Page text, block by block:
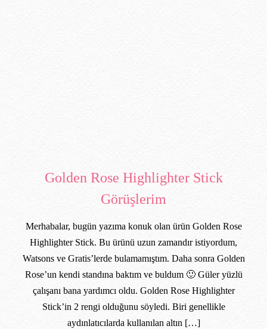
Golden Rose Highlighter Stick
Görüşlerim
Merhabalar, bugün yazıma konuk olan ürün Golden Rose
Highlighter Stick. Bu ürünü uzun zamandır istiyordum,
Watsons ve Gratis’lerde bulamamıştım. Daha sonra Golden
Rose’un kendi standına baktım ve buldum 🙂 Güler yüzlü
çalışanı bana yardımcı oldu. Golden Rose Highlighter
Stick’in 2 rengi olduğunu söyledi. Biri genellikle
aydınlatıcılarda kullanılan altın […]